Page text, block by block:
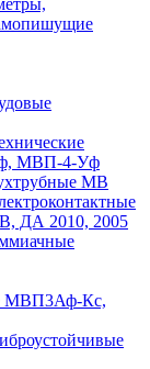
МВП-4-Уф
МВ
ДА 2010, 2005
МВП3Аф-Кс,